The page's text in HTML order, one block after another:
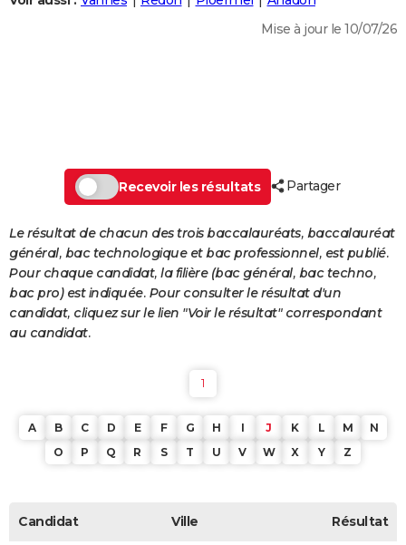
DICTIONNAIRE
Dictionnaire
Biographies
Expressions
Proverbes
PROGRAMME TV
COPAINS D'AVANT
S'inscrire
Se connecter
Lycées
Collèges
Primaires
Universités
Entreprises
Service militaire
Avis de recherche
AVIS DE DÉCÈS
FORUM
Mise à jour le 10/07/26
Recevoir les résultats Partager
Le résultat de chacun des trois baccalauréats, baccalauréat
général, bac technologique et bac professionnel, est publié.
Pour chaque candidat, la filière (bac général, bac techno,
bac pro) est indiquée. Pour consulter le résultat d'un
candidat, cliquez sur le lien "Voir le résultat" correspondant
au candidat.
1
A B C D E F G H I J K L M
N
O
P Q R S T U V W X Y Z
Candidat Ville Résultat